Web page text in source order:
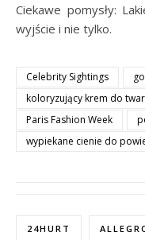
Ciekawe pomysły:
wyjście i nie tylko.
Celebrity Sightings
koloryzujący krem do
Paris Fashion Week
wypiekane cienie do
24HURT